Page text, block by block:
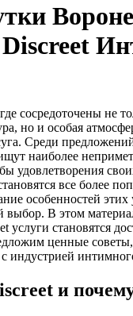
Discreet
сосредоточены не
но и особая
Среди
наиболее
удовлетворения
все более
особенностей
выбор. В этом
услуги становятся
ценные советы,
индустрией
и